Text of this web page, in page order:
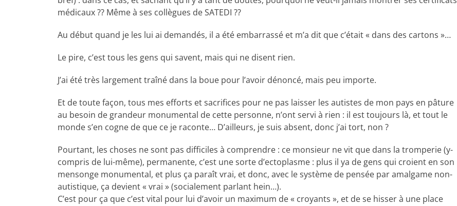
médicaux ?? Même à ses collègues de SATEDI ??
Au début quand je les lui ai demandés, il a été embarrassé et m’a dit que c’était « dans des cartons »…
Le pire, c’est tous les gens qui savent, mais qui ne disent rien.
J’ai été très largement traîné dans la boue pour l’avoir dénoncé, mais peu importe.
Et de toute façon, tous mes efforts et sacrifices pour ne pas laisser les autistes de mon pays en pâture
au besoin de grandeur monumental de cette personne, n’ont servi à rien : il est toujours là, et tout le
monde s’en cogne de que ce je raconte… D’ailleurs, je suis absent, donc j’ai tort, non ?
Pourtant, les choses ne sont pas difficiles à comprendre : ce monsieur ne vit que dans la tromperie (y-
compris de lui-même), permanente, c’est une sorte d’ectoplasme : plus il ya de gens qui croient en son
mensonge monumental, et plus ça paraît vrai, et donc, avec le système de pensée par amalgame non-
autistique, ça devient « vrai » (socialement parlant hein…).
C’est pour ça que c’est vital pour lui d’avoir un maximum de « croyants », et de se hisser à une place